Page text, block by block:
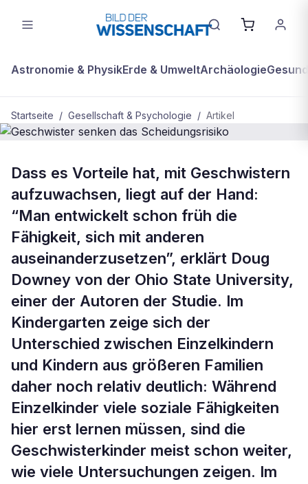
Astronomie & PhysikErde & UmweltArchäologie
Startseite / Gesellschaft & Psychologie / Artikel
Geschwister senken das
Scheidungsrisiko
Dass es Vorteile hat, mit Geschwistern
aufzuwachsen, liegt auf der Hand:
“Man entwickelt schon früh die
Fähigkeit, sich mit anderen
auseinanderzusetzen”, erklärt Doug
Downey von der Ohio State University,
einer der Autoren der Studie. Im
Kindergarten zeige sich der
Unterschied zwischen Einzelkindern
und Kindern aus größeren Familien
daher noch relativ deutlich: Während
Einzelkinder viele soziale Fähigkeiten
hier erst lernen müssen, sind die
Geschwisterkinder meist schon weiter,
wie viele Untersuchungen zeigen. Im